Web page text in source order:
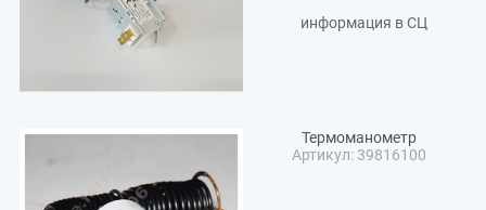
информация в СЦ
Термоманометр
Артикул: 39816100